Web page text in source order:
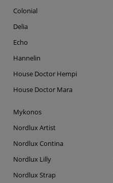
Colonial
Delia
Echo
Hannelin
House Doctor Hempi
House Doctor Mara
Mykonos
Nordlux Artist
Nordlux Contina
Nordlux Lilly
Nordlux Strap